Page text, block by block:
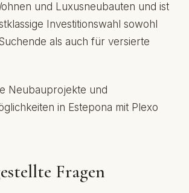
und Luxusneubauten und ist
Investitionswahl sowohl
als auch für versierte
Neubauprojekte und
in Estepona mit Plexo
Fragen